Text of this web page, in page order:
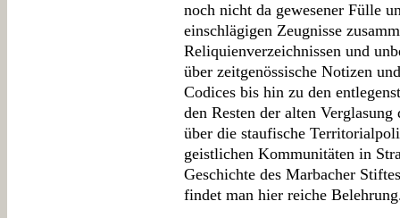
noch nicht da gewesener Fülle
einschlägigen Zeugnisse
Reliquienverzeichnissen und
über zeitgenössische Notizen
Codices bis hin zu den
den Resten der alten
über die staufische
geistlichen Kommunitäten in
Geschichte des Marbacher
findet man hier reiche